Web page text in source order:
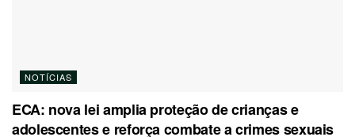
NOTÍCIAS
ECA: nova lei amplia proteção de crianças e
adolescentes e reforça combate a crimes sexuais